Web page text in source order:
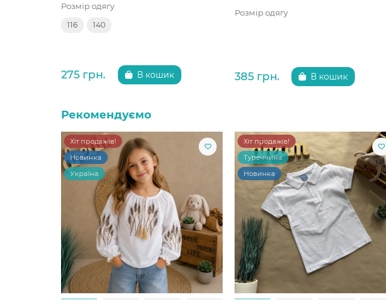
Розмір одягу
116 140
275 грн. В кошик
Розмір одягу
385 грн. В кошик
Рекомендуємо
Хіт продажів!
Новинка
Україна
Хіт продажів!
Туреччина
Новинка